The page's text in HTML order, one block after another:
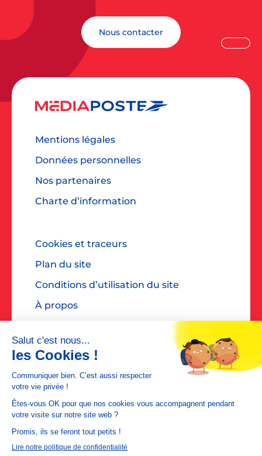
Nous contacter
Mentions légales
Données personnelles
Nos partenaires
Charte d’information
Cookies et traceurs
Plan du site
Conditions d’utilisation du site
À propos
Accessibilité : non conforme
Contact presse : diane@dialoguespr.fr
MEDIAPOSTE est une filiale de